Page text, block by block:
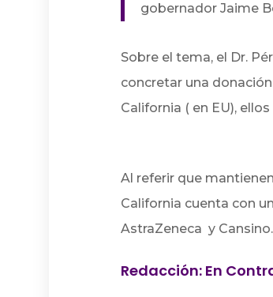
gobernador Jaime
Sobre el tema, el Dr.
concretar una
California ( en EU),
Al referir que
California cuenta con
AstraZeneca y Cansino.
Redacción: En